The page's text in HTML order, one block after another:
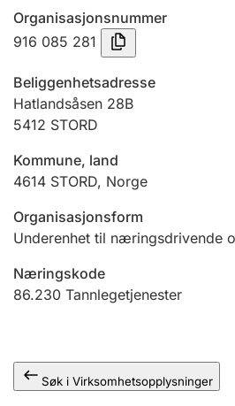
Tinglysing
Jeger
Betaling og jegeravgiftskort
Ektepaktveileder
Organisasjonsnummer
916 085 281
Beliggenhetsadresse
Hatlandsåsen 28B
5412 STORD
Kommune, land
4614 STORD, Norge
Organisasjonsform
Underenhet til næringsdrivende
Næringskode
86.230 Tannlegetjenester
Søk i Virksomhetsopplysninger